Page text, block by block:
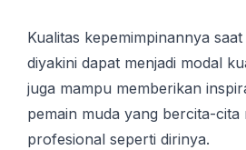
Kualitas kepemimpinannya
diyakini dapat menjadi modal
juga mampu memberikan
pemain muda yang bercita-cita
profesional seperti dirinya.